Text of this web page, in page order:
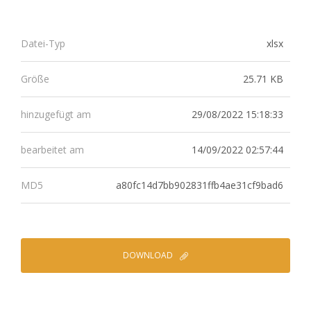
Datei-Typ xlsx
Größe 25.71 KB
hinzugefügt am 29/08/2022 15:18:33
bearbeitet am 14/09/2022 02:57:44
MD5 a80fc14d7bb902831ffb4ae31cf9bad6
DOWNLOAD